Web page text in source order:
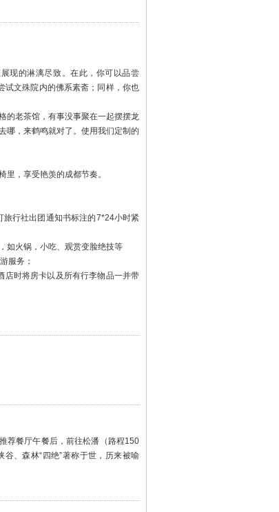
现的淋漓尽致。在此，你可以品尝
试文殊院内的佛系素斋；同样，你也
的老茶馆，有事没事聚在一起摆摆龙
哪，来鹤鸣就对了。使用我们定制的
，享受艳羡的成都节奏。
行社出团通知书标注的7*24小时紧
如火锅，小吃、观赏变脸绝技等
服务；
时将房卡以及所有行李物品一并带
荐餐厅午餐后，前往松潘（路程150
、森林“四绝”著称于世，历来被喻